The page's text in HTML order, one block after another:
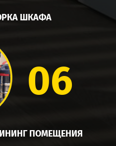
ШКАФА
ПОМЕЩЕНИЯ
06